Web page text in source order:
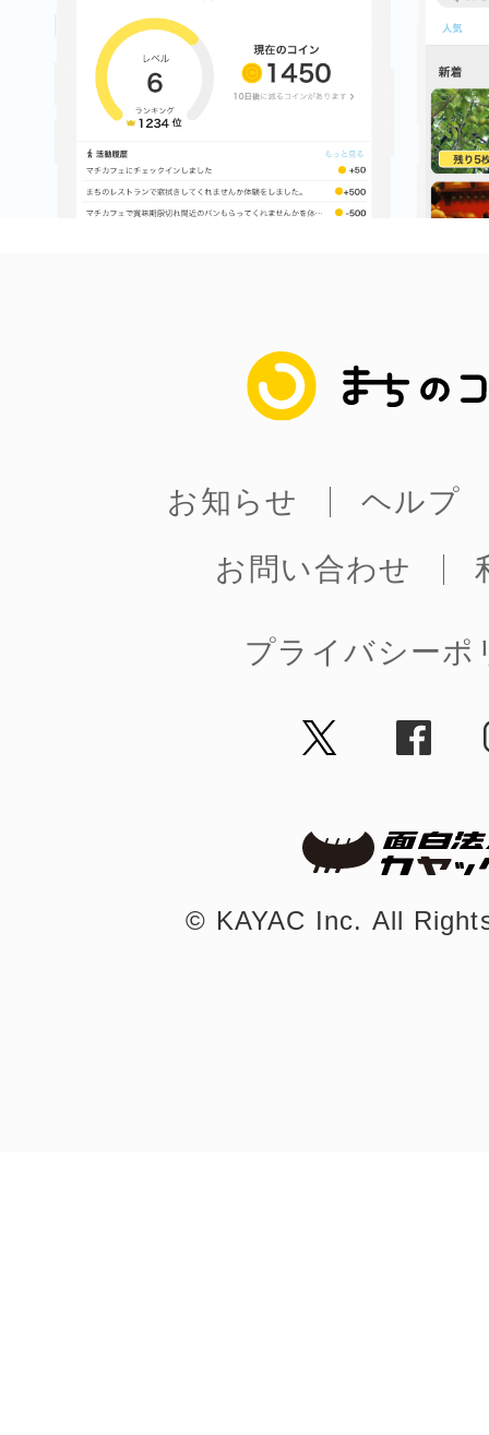
まちのコイン
お知らせ
ヘルプ
お問い合わせ
プライバシーポ
©︎ KAYAC Inc. All